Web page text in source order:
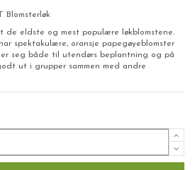
Blomsterløk
de eldste og mest populære løkblomstene.
spektakulære, oransje papegøyeblomster
seg både til utendørs beplantning og på
ut i grupper sammen med andre